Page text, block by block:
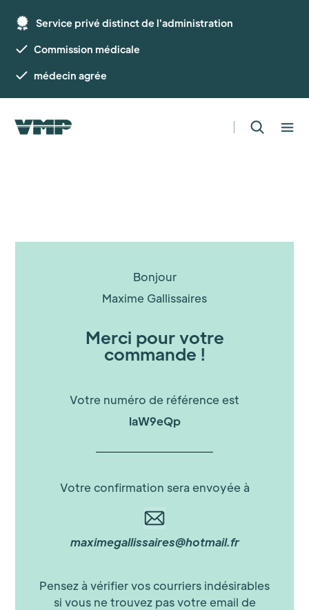
Service privé distinct de l'administration
Commission médicale
médecin agrée
Bonjour
Maxime Gallissaires
Merci pour votre
commande !
Votre numéro de référence est
laW9eQp
Votre confirmation sera envoyée à
maximegallissaires@hotmail.fr
Pensez à vérifier vos courriers indésirables
si vous ne trouvez pas votre email de